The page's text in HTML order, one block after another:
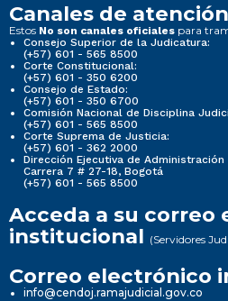
Canales de
Estos No son canales oficiales para
Consejo Superior de la Judicatura:
(+57) 601 - 565 8500
Corte Constitucional:
(+57) 601 - 350 6200
Consejo de Estado:
(+57) 601 - 350 6700
Comisión Nacional de Disciplina
(+57) 601 - 565 8500
Corte Suprema de Justicia:
(+57) 601 - 362 2000
Dirección Ejecutiva de Administración
Carrera 7 # 27-18, Bogotá
(+57) 601 - 565 8500
Acceda a su correo
institucional (Servidores
Correo electrónico
info@cendoj.ramajudicial.gov.co